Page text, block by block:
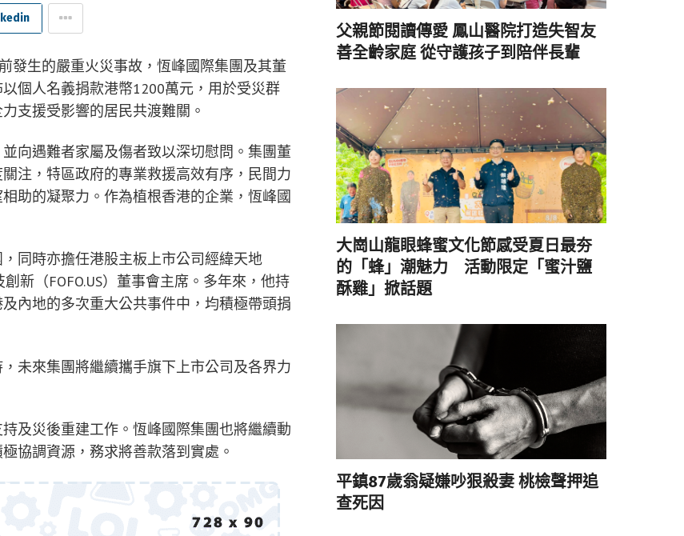
發生的嚴重火災事故，恆峰國際集團及其董
個人名義捐款港幣1200萬元，用於受災群
支援受影響的居民共渡難關。
向遇難者家屬及傷者致以深切慰問。集團董
注，特區政府的專業救援高效有序，民間力
助的凝聚力。作為植根香港的企業，恆峰國
同時亦擔任港股主板上市公司經緯天地
新（FOFO.US）董事會主席。多年來，他持
內地的多次重大公共事件中，均積極帶頭捐
未來集團將繼續攜手旗下上市公司及各界力
及災後重建工作。恆峰國際集團也將繼續動
協調資源，務求將善款落到實處。
父親節閱讀傳愛 鳳山醫院打造失智友
善全齡家庭 從守護孩子到陪伴長輩
大崗山龍眼蜂蜜文化節感受夏日最夯
的「蜂」潮魅力 活動限定「蜜汁鹽
酥雞」掀話題
平鎮87歲翁疑嫌吵狠殺妻 桃檢聲押追
查死因